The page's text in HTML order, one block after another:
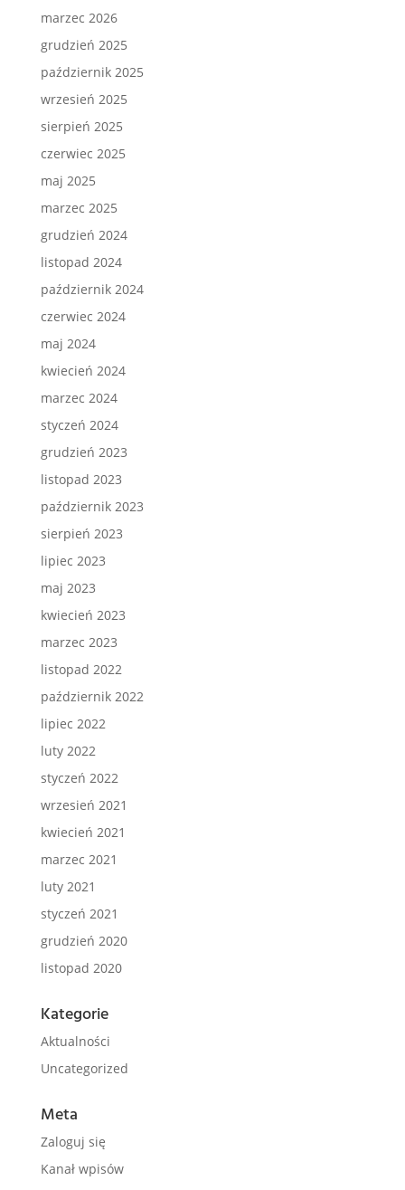
marzec 2026
grudzień 2025
październik 2025
wrzesień 2025
sierpień 2025
czerwiec 2025
maj 2025
marzec 2025
grudzień 2024
listopad 2024
październik 2024
czerwiec 2024
maj 2024
kwiecień 2024
marzec 2024
styczeń 2024
grudzień 2023
listopad 2023
październik 2023
sierpień 2023
lipiec 2023
maj 2023
kwiecień 2023
marzec 2023
listopad 2022
październik 2022
lipiec 2022
luty 2022
styczeń 2022
wrzesień 2021
kwiecień 2021
marzec 2021
luty 2021
styczeń 2021
grudzień 2020
listopad 2020
Kategorie
Aktualności
Uncategorized
Meta
Zaloguj się
Kanał wpisów